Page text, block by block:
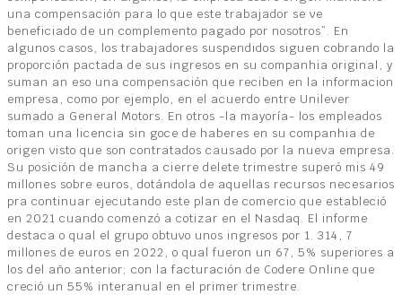
una compensación para lo que este trabajador se ve
beneficiado de un complemento pagado por nosotros”. En
algunos casos, los trabajadores suspendidos siguen cobrando la
proporción pactada de sus ingresos en su companhia original, y
suman an eso una compensación que reciben en la informacion
empresa, como por ejemplo, en el acuerdo entre Unilever
sumado a General Motors. En otros -la mayoría- los empleados
toman una licencia sin goce de haberes en su companhia de
origen visto que son contratados causado por la nueva empresa.
Su posición de mancha a cierre delete trimestre superó mis 49
millones sobre euros, dotándola de aquellas recursos necesarios
pra continuar ejecutando este plan de comercio que estableció
en 2021 cuando comenzó a cotizar en el Nasdaq. El informe
destaca o qual el grupo obtuvo unos ingresos por 1. 314, 7
millones de euros en 2022, o qual fueron un 67, 5% superiores a
los del año anterior; con la facturación de Codere Online que
creció un 55% interanual en el primer trimestre.